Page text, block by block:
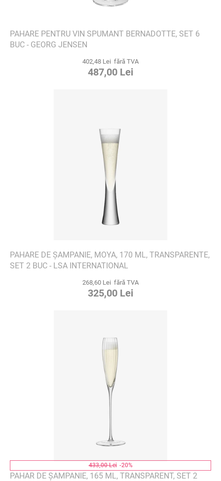
PAHARE PENTRU VIN SPUMANT BERNADOTTE, SET 6
BUC - GEORG JENSEN
402,48 Lei fără TVA
487,00 Lei
PAHARE DE ȘAMPANIE, MOYA, 170 ML, TRANSPARENTE,
SET 2 BUC - LSA INTERNATIONAL
268,60 Lei fără TVA
325,00 Lei
433,00 Lei -20%
PAHAR DE ȘAMPANIE, 165 ML, TRANSPARENT, SET 2